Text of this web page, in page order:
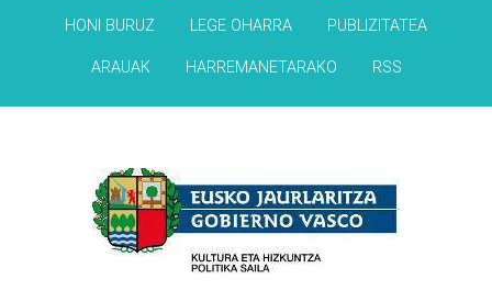
HONI BURUZ LEGE OHARRA PUBLIZITATEA
ARAUAK HARREMANETARAKO RSS